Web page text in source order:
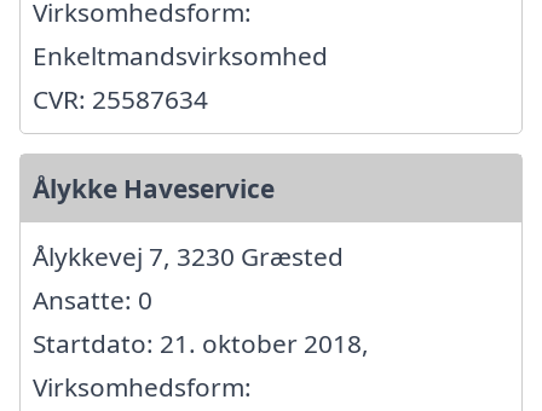
Virksomhedsform:
Enkeltmandsvirksomhed
CVR: 25587634
Ålykke Haveservice
Ålykkevej 7, 3230 Græsted
Ansatte: 0
Startdato: 21. oktober 2018,
Virksomhedsform: